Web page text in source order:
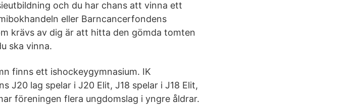
och du har chans att vinna ett
eller Barncancerfondens
krävs av dig är att hitta den gömda tomten
ska vinna.
finns ett ishockeygymnasium. IK
J20 lag spelar i J20 Elit, J18 spelar i J18 Elit,
föreningen flera ungdomslag i yngre åldrar.